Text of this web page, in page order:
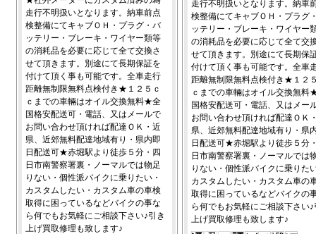
走行不明扱いとなります。納車前点
検整備にてキャブＯＨ・プラグ・バ
ッテリー・ブレーキ・ワイヤー類等
の消耗品を必要に応じて全て交換さ
せて頂きます。別途にて長期保証を
付けて頂く事も可能です。全車走行
距離無制限無料点検付き★１２５ｃ
ｃまでの車輛はオイル交換無料★全
国格安配送可・電話、又はメールで
お問い合わせ頂ければ配達ＯＫ・近
県、近郊無料配達地域有り・県内即
日配送可★赤堀駅より徒歩５分・四
日市南警察署裏・ノーマルでは物足
りない・個性派バイクに乗りたい・
カスタムしたい・カスタム車の車検
取得に困っているなどバイクの事な
ら何でもお気軽にご相談下さい♪引き
上げ買取修理も致します♪
走行不明扱いとなります。納車
検整備にてキャブＯＨ・プラグ
ッテリー・ブレーキ・ワイヤー
の消耗品を必要に応じて全て交
せて頂きます。別途にて長期保
付けて頂く事も可能です。全車
距離無制限無料点検付き★１２
ｃまでの車輛はオイル交換無料
国格安配送可・電話、又はメー
お問い合わせ頂ければ配達ＯＫ
県、近郊無料配達地域有り・県
日配送可★赤堀駅より徒歩５分
日市南警察署裏・ノーマルでは
りない・個性派バイクに乗りた
カスタムしたい・カスタム車の
取得に困っているなどバイクの
ら何でもお気軽にご相談下さい♪
上げ買取修理も致します♪